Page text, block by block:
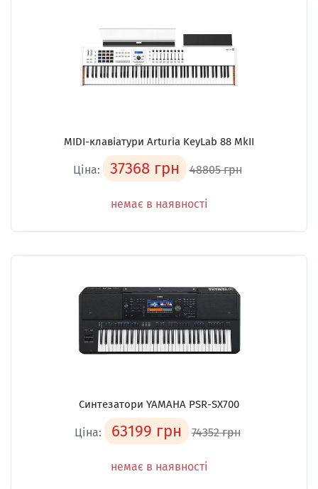
MIDI-клавіатури Arturia KeyLab 88 MkII
Ціна: 37368 грн 48805 грн
немає в наявності
Синтезатори YAMAHA PSR-SX700
Ціна: 63199 грн 74352 грн
немає в наявності